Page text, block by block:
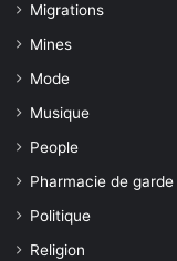
Migrations
Mines
Mode
Musique
People
Pharmacie de garde
Politique
Religion